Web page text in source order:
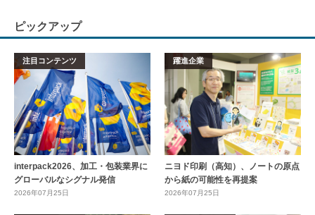
ピックアップ
注目コンテンツ
interpack2026、加工・包装業界に
グローバルなシグナル発信
2026年07月25日
躍進企業
ニヨド印刷（高知）、ノートの原点
から紙の可能性を再提案
2026年07月25日